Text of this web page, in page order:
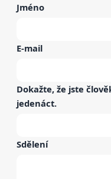
Jméno
E-mail
Dokažte, že jste
jedenáct.
Sdělení